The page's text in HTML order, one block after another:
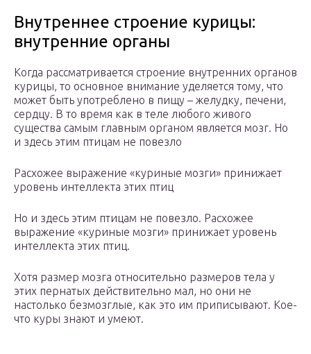
Внутреннее строение курицы:
внутренние органы
Когда рассматривается строение внутренних органов
курицы, то основное внимание уделяется тому, что
может быть употреблено в пищу – желудку, печени,
сердцу. В то время как в теле любого живого
существа самым главным органом является мозг. Но
и здесь этим птицам не повезло
Расхожее выражение «куриные мозги» принижает
уровень интеллекта этих птиц
Но и здесь этим птицам не повезло. Расхожее
выражение «куриные мозги» принижает уровень
интеллекта этих птиц.
Хотя размер мозга относительно размеров тела у
этих пернатых действительно мал, но они не
настолько безмозглые, как это им приписывают. Кое-
что куры знают и умеют.